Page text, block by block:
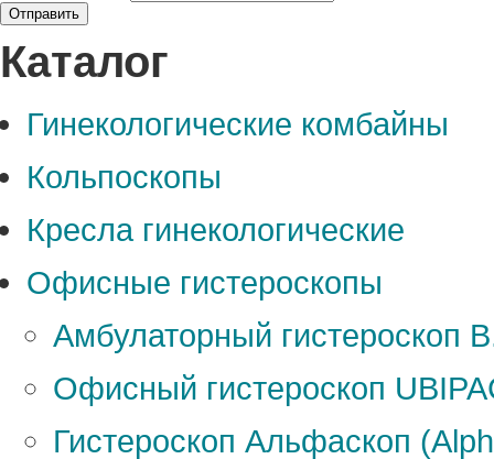
Каталог
Гинекологические комбайны
Кольпоскопы
Кресла гинекологические
Офисные гистероскопы
Амбулаторный гистероскоп
Офисный гистероскоп
Гистероскоп Альфаскоп